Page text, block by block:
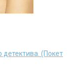
(Покет